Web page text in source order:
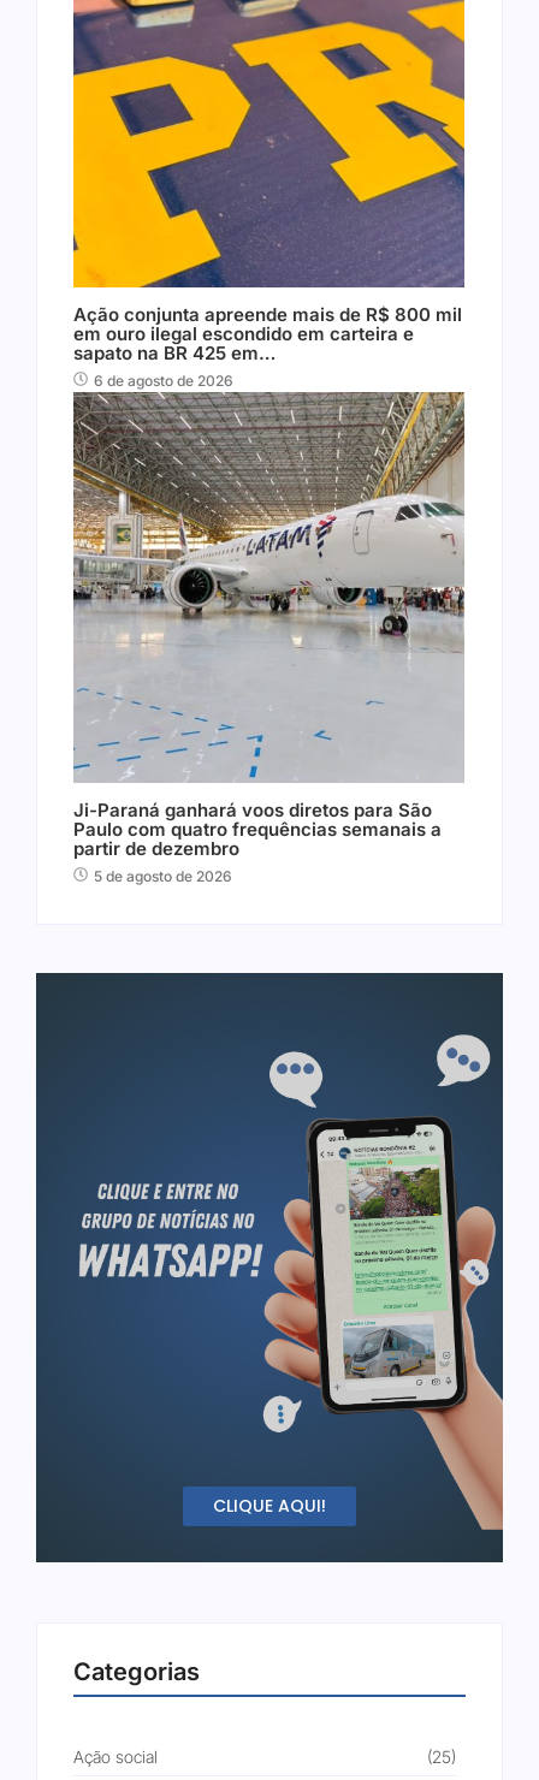
Ação conjunta apreende mais de R$ 800 mil
em ouro ilegal escondido em carteira e
sapato na BR 425 em…
6 de agosto de 2026
Ji-Paraná ganhará voos diretos para São
Paulo com quatro frequências semanais a
partir de dezembro
5 de agosto de 2026
CLIQUE AQUI!
Categorias
Ação social (25)